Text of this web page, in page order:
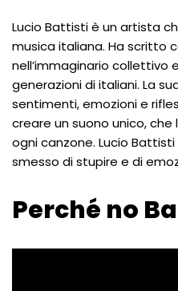
Lucio Battisti è un artista
musica italiana. Ha scritto
nell’immaginario
generazioni di italiani. La
sentimenti, emozioni e
creare un suono unico,
ogni canzone. Lucio
smesso di stupire e di
Perché no